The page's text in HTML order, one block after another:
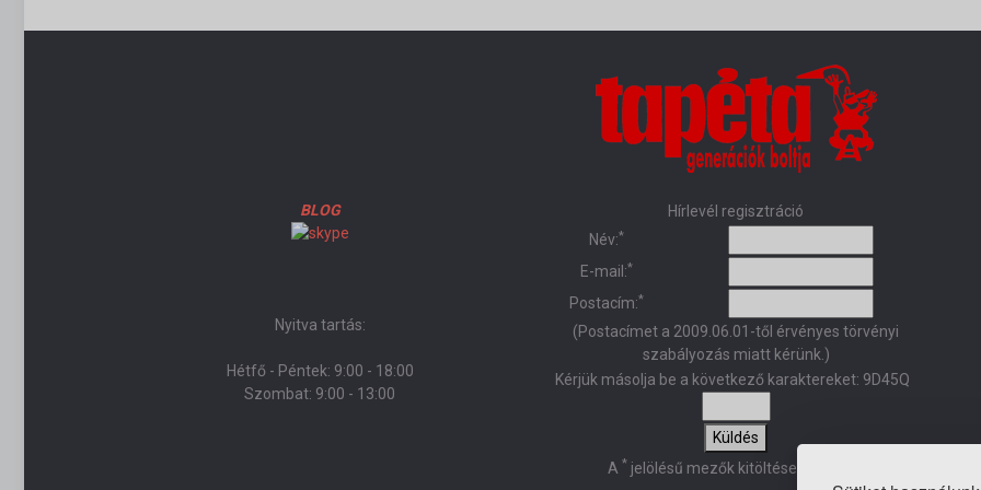
BLOG
Nyitva tartás:
Hétfő - Péntek: 9:00 - 18:00
Szombat: 9:00 - 13:00
Hírlevél regisztráció
Név:*
E-mail:*
Postacím:*
(Postacímet a 2009.06.01-től érvényes törvényi
szabályozás miatt kérünk.)
Kérjük másolja be a következő karaktereket: 9D45Q
Küldés
A * jelölésű mezők kitöltése kötelező!